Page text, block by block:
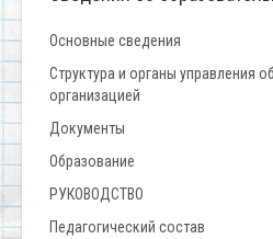
Основные сведения
Структура и органы управления
организацией
Документы
Образование
РУКОВОДСТВО
Педагогический состав